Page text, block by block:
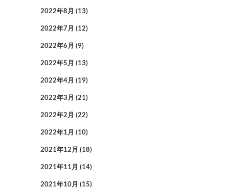
2022年8月 (13)
2022年7月 (12)
2022年6月 (9)
2022年5月 (13)
2022年4月 (19)
2022年3月 (21)
2022年2月 (22)
2022年1月 (10)
2021年12月 (18)
2021年11月 (14)
2021年10月 (15)